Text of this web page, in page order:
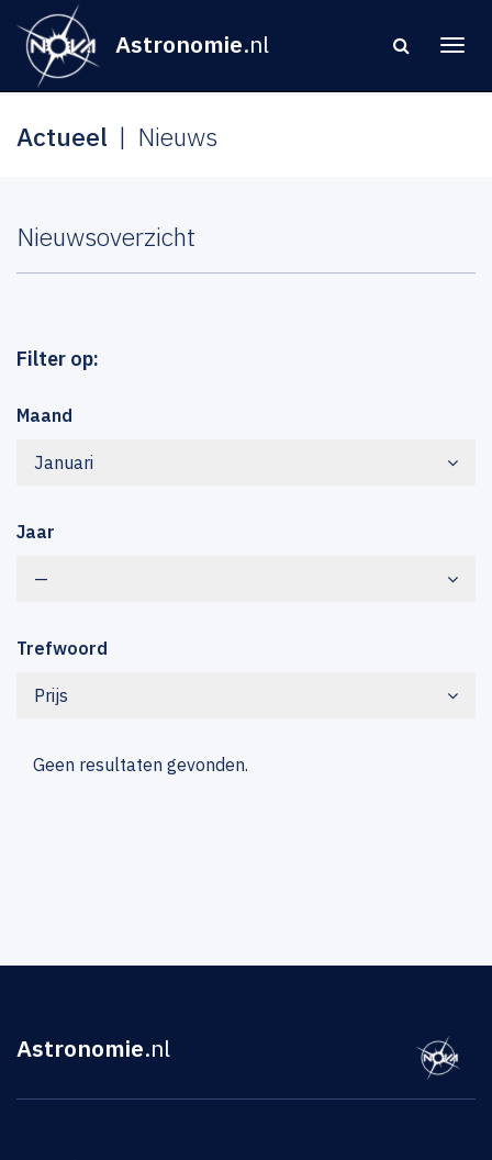
Astronomie.nl
Actueel Nieuws
Nieuwsoverzicht
Filter op:
Maand
Januari
Jaar
—
Trefwoord
Prijs
Geen resultaten gevonden.
Astronomie.nl